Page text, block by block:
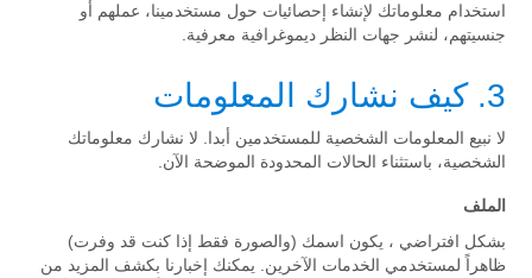
استخدام معلوماتك لإنشاء إحصائيات حول مستخدمينا، عملهم أو
جنسيتهم، لنشر جهات النظر ديموغرافية معرفية.
3. كيف نشارك المعلومات
لا نبيع المعلومات الشخصية للمستخدمين أبدا. لا نشارك معلوماتك
الشخصية، باستثناء الحالات المحدودة الموضحة الآن.
الملف
بشكل افتراضي ، يكون اسمك (والصورة فقط إذا كنت قد وفرت)
ظاهراً لمستخدمي الخدمات الآخرين. يمكنك إخبارنا بكشف المزيد من